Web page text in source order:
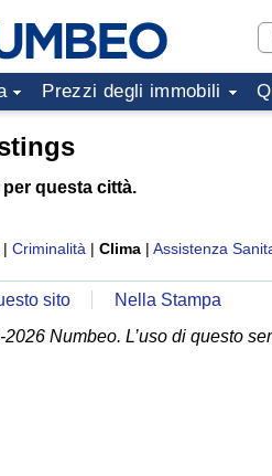
Prezzi degli immobili
questa città.
| Criminalità | Clima | Assistenza
sito
Nella Stampa
Numbeo. L’uso di questo